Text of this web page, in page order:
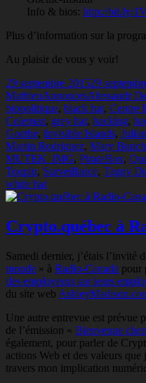
Info & bios: http://bit.ly/
Plus d’information sur la
Au plaisir de vous y voir!
Publié
le
29 septembre 201529
MathieuCatégories
AnnoncesMots-
clés
Alessandr
biopolitique, black hat, Centre
Coleman, grey hat, hacking,
Goethe, Invisible Islands,
Martin Rodriguez, Mary Bunch
MUTEK_IMG, PirateBox,
Toupin, Surveillance, Tagny
white hat
Crypto.québec à
Samedi dernier, j’étais l’invité
monde » à Radio-Canada pour
des employeurs sur leurs
du site web
Une autre entrevue est prévue
de l’émission « Bienvenue
également, pour parler de
actions Web et des valeurs
travers mon implication